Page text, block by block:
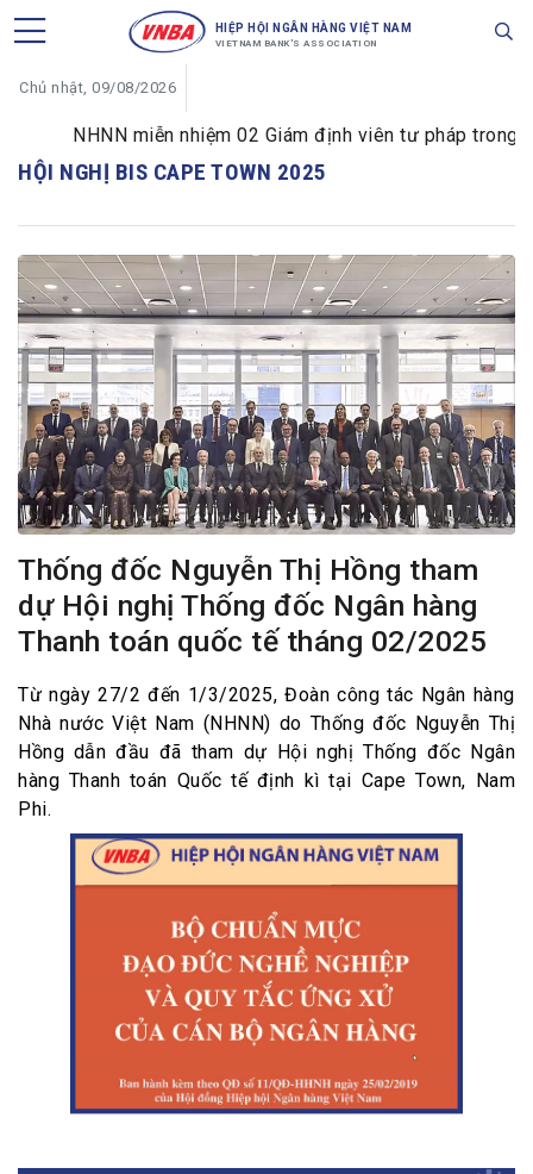
HIỆP HỘI NGÂN HÀNG VIỆT NAM
VIETNAM BANK'S ASSOCIATION
Chủ nhật, 09/08/2026
NHNN miễn nhiệm 02 Giám định viên tư pháp trong
HỘI NGHỊ BIS CAPE TOWN 2025
Thống đốc Nguyễn Thị Hồng tham
dự Hội nghị Thống đốc Ngân hàng
Thanh toán quốc tế tháng 02/2025
Từ ngày 27/2 đến 1/3/2025, Đoàn công tác Ngân hàng
Nhà nước Việt Nam (NHNN) do Thống đốc Nguyễn Thị
Hồng dẫn đầu đã tham dự Hội nghị Thống đốc Ngân
hàng Thanh toán Quốc tế định kì tại Cape Town, Nam
Phi.